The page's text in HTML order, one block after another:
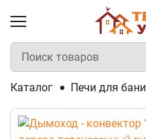
Каталог Печи для бани